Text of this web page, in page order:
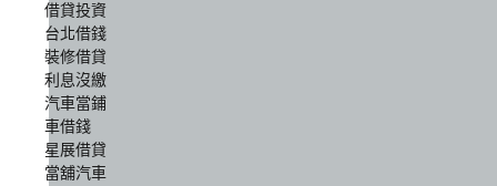
借貸投資
台北借錢
裝修借貸
利息沒繳
汽車當鋪
車借錢
星展借貸
當舖汽車